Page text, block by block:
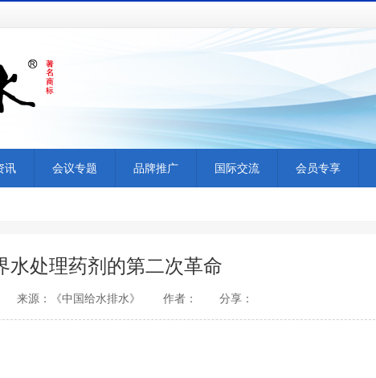
讯 会议专题 品牌推广 国际交流 会员专享
水处理药剂的第二次革命
来源：《中国给水排水》 作者： 分享：